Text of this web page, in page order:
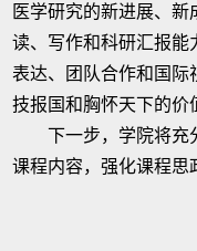
医学研究的新进展、
读、写作和科研汇报能
表达、团队合作和国际
技报国和胸怀天下的价
下一步，学院将充
课程内容，强化课程